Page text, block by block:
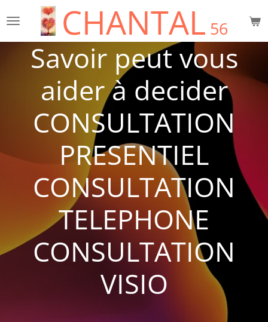
au
contenu
principal
CHANTAL 56
Savoir peut vous
aider à decider
CONSULTATION
PRESENTIEL
CONSULTATION
TELEPHONE
CONSULTATION
VISIO